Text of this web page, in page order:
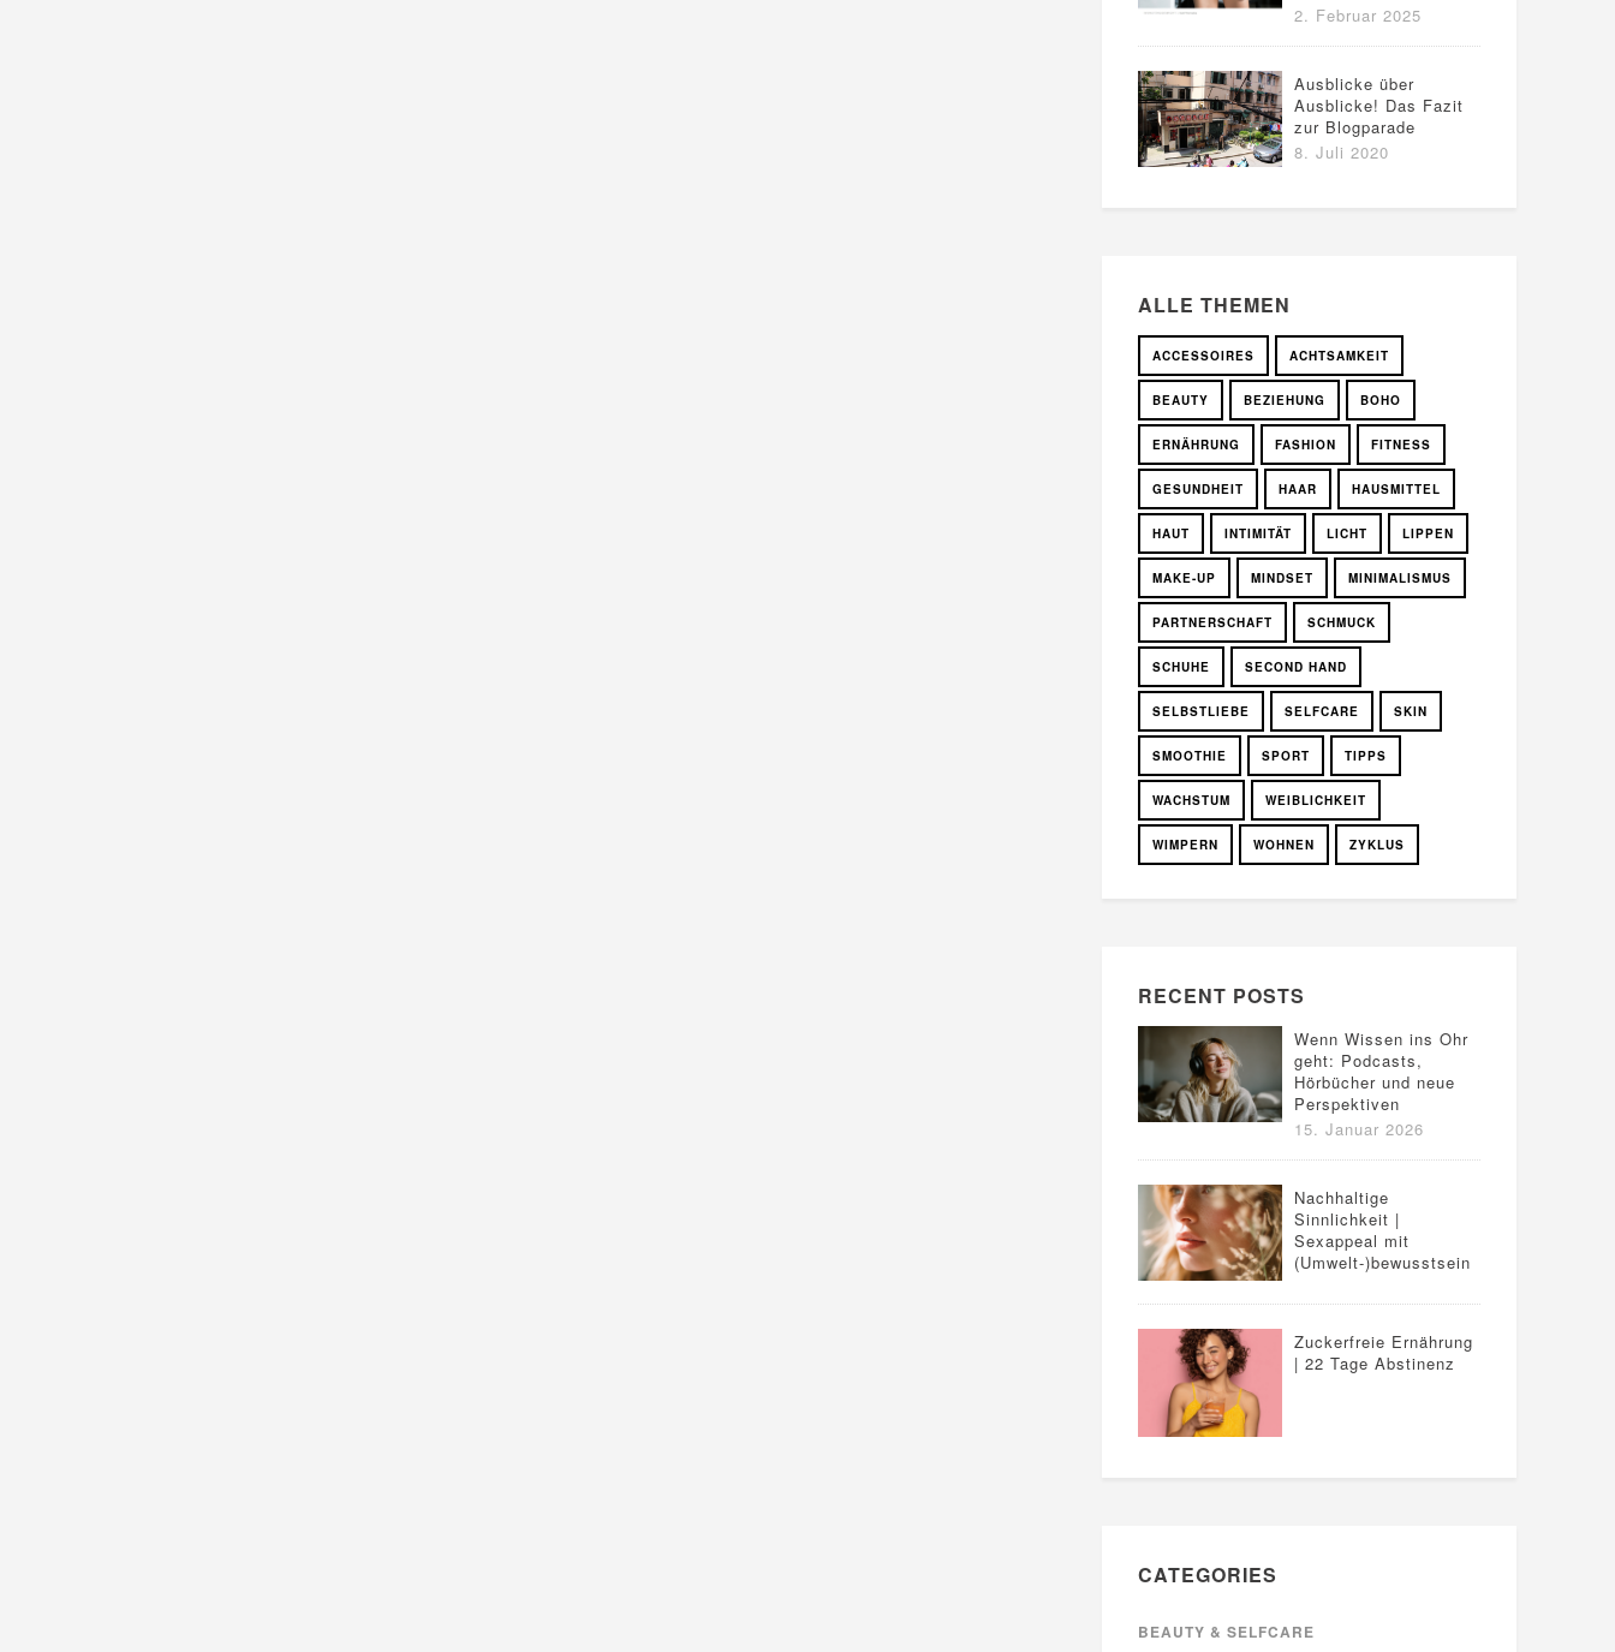
2. Februar 2025
Ausblicke über
Ausblicke! Das Fazit
zur Blogparade
8. Juli 2020
ALLE THEMEN
ACCESSOIRES ACHTSAMKEIT
BEAUTY BEZIEHUNG BOHO
ERNÄHRUNG FASHION FITNESS
GESUNDHEIT HAAR HAUSMITTEL
HAUT INTIMITÄT LICHT LIPPEN
MAKE-UP MINDSET MINIMALISMUS
PARTNERSCHAFT SCHMUCK
SCHUHE SECOND HAND
SELBSTLIEBE SELFCARE SKIN
SMOOTHIE SPORT TIPPS
WACHSTUM WEIBLICHKEIT
WIMPERN WOHNEN ZYKLUS
RECENT POSTS
Wenn Wissen ins Ohr
geht: Podcasts,
Hörbücher und neue
Perspektiven
15. Januar 2026
Nachhaltige
Sinnlichkeit |
Sexappeal mit
(Umwelt-)bewusstsein
Zuckerfreie Ernährung
| 22 Tage Abstinenz
CATEGORIES
BEAUTY & SELFCARE